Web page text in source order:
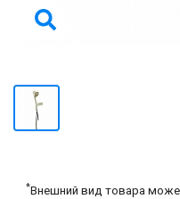
*Внешний вид товара